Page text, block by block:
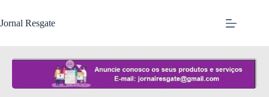
Jornal Resgate